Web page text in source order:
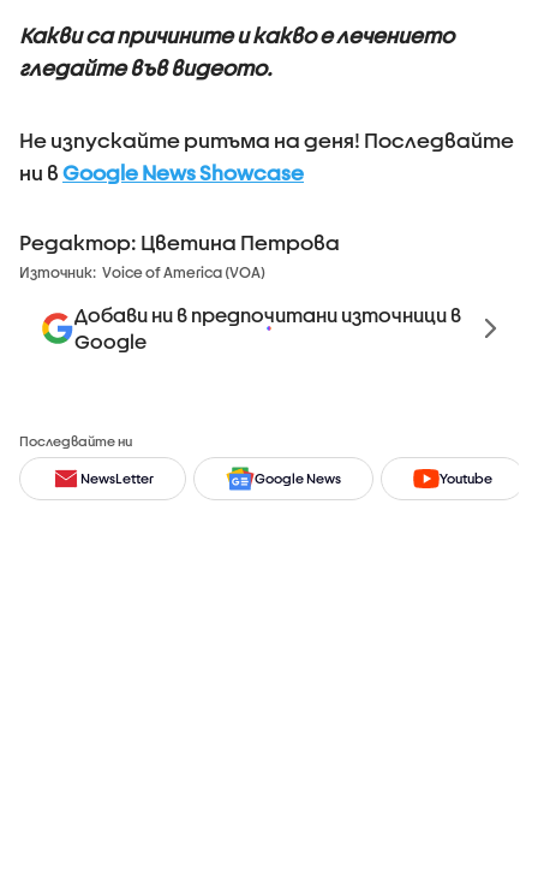
Какви са причините и какво е лечението
гледайте във видеото.
Не изпускайте ритъма на деня! Последвайте
ни в Google News Showcase
Редактор: Цветина Петрова
Източник: Voice of America (VOA)
Добави ни в предпочитани източници в
Google
Последвайте ни
NewsLetter Google News Youtube